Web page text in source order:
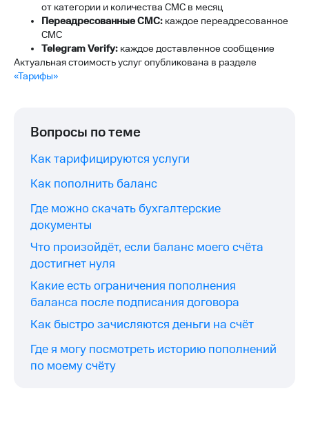
от категории и количества СМС в месяц
Переадресованные СМС: каждое переадресованное
СМС
Telegram Verify: каждое доставленное сообщение
Актуальная стоимость услуг опубликована в разделе
«Тарифы»
Вопросы по теме
Как тарифицируются услуги
Как пополнить баланс
Где можно скачать бухгалтерские
документы
Что произойдёт, если баланс моего счёта
достигнет нуля
Какие есть ограничения пополнения
баланса после подписания договора
Как быстро зачисляются деньги на счёт
Где я могу посмотреть историю пополнений
по моему счёту